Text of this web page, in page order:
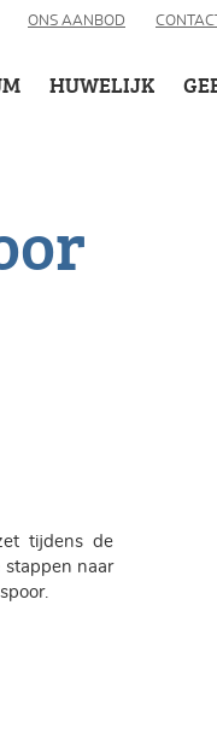
HUWELIJK
ONS AANBOD
tijdens de
stappen naar